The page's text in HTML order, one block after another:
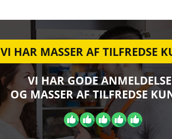
VI HAR MASSER AF TILFREDSE
VI HAR GODE
OG MASSER AF TILFREDSE